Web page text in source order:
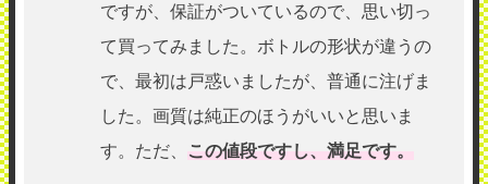
ですが、保証がついているので、思い切っ
て買ってみました。ボトルの形状が違うの
で、最初は戸惑いましたが、普通に注げま
した。画質は純正のほうがいいと思いま
す。ただ、 この値段ですし、満足です。